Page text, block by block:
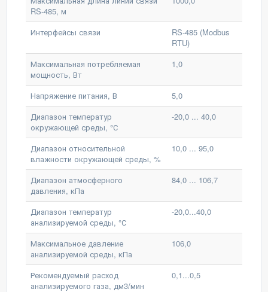
RS-485, м
Интерфейсы связи
RS-485 (Modbus
RTU)
Максимальная потребляемая
мощность, Вт
1,0
Напряжение питания, В
5,0
Диапазон температур
окружающей среды, °С
-20,0 ... 40,0
Диапазон относительной
влажности окружающей среды, %
10,0 ... 95,0
Диапазон атмосферного
давления, кПа
84,0 ... 106,7
Диапазон температур
анализируемой среды, °С
-20,0...40,0
Максимальное давление
анализируемой среды, кПа
106,0
Рекомендуемый расход
анализируемого газа, дм3/мин
0,1...0,5